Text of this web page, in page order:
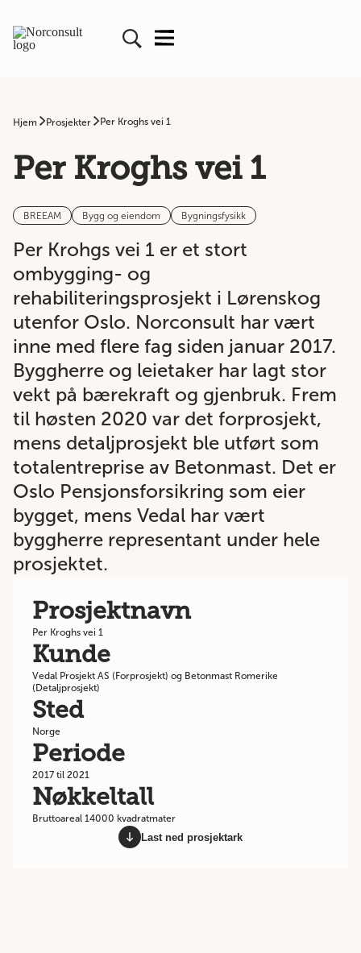
Hjem Prosjekter Per Kroghs vei 1
Per Kroghs vei 1
BREEAM Bygg og eiendom Bygningsfysikk
Per Krohgs vei 1 er et stort
ombygging- og
rehabiliteringsprosjekt i Lørenskog
utenfor Oslo. Norconsult har vært
inne med flere fag siden januar 2017.
Byggherre og leietaker har lagt stor
vekt på bærekraft og gjenbruk. Frem
til høsten 2020 var det forprosjekt,
mens detaljprosjekt ble utført som
totalentreprise av Betonmast. Det er
Oslo Pensjonsforsikring som eier
bygget, mens Vedal har vært
byggherre representant under hele
prosjektet.
Prosjektnavn
Per Kroghs vei 1
Kunde
Vedal Prosjekt AS (Forprosjekt) og Betonmast Romerike
(Detaljprosjekt)
Sted
Norge
Periode
2017 til 2021
Nøkkeltall
Bruttoareal 14000 kvadratmater
Last ned prosjektark